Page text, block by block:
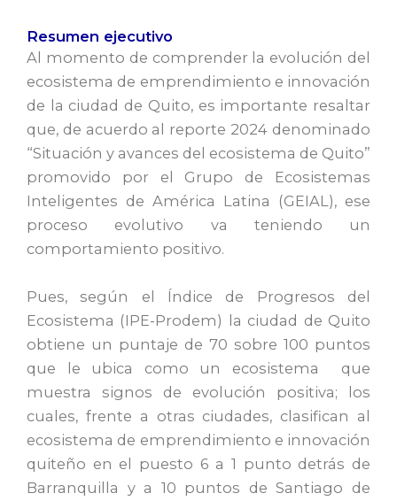
Resumen ejecutivo
Al momento de comprender la evolución del
ecosistema de emprendimiento e innovación
de la ciudad de Quito, es importante resaltar
que, de acuerdo al reporte 2024 denominado
“Situación y avances del ecosistema de Quito”
promovido por el Grupo de Ecosistemas
Inteligentes de América Latina (GEIAL), ese
proceso evolutivo va teniendo un
comportamiento positivo.
Pues, según el Índice de Progresos del
Ecosistema (IPE-Prodem) la ciudad de Quito
obtiene un puntaje de 70 sobre 100 puntos
que le ubica como un ecosistema que
muestra signos de evolución positiva; los
cuales, frente a otras ciudades, clasifican al
ecosistema de emprendimiento e innovación
quiteño en el puesto 6 a 1 punto detrás de
Barranquilla y a 10 puntos de Santiago de